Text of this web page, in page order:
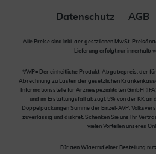
Datenschutz AGB
Alle Preise sind inkl. der gestzlichen MwSt.
Lieferung erfolgt nur innerhalb
*AVP= Der einheitliche Produkt-Abgabepreis, der
Abrechnung zu Lasten der gesetzlichen
Informationsstelle für Arzneispezialitäten GmbH
und im Erstattungsfall abzügl. 5% von der KK an
Doppelpackungen Summe der Einzel-AVP.
zuverlässig und diskret. Schenken Sie uns Ihr
vielen Vorteilen unseres
Für den Widerruf einer Bestellung